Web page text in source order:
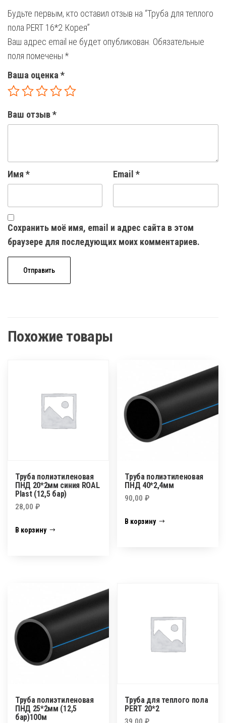
Будьте первым, кто оставил отзыв на “Труба для теплого
пола PERT 16*2 Корея”
Ваш адрес email не будет опубликован. Обязательные
поля помечены *
Ваша оценка *
Ваш отзыв*
Имя * Email *
Сохранить моё имя, email и адрес сайта в этом
браузере для последующих моих комментариев.
Похожие товары
Труба полиэтиленовая
ПНД 20*2мм синия ROAL
Plast (12,5 бар)
28,00 ₽
В корзину
Труба полиэтиленовая
ПНД 40*2,4мм
90,00₽
В корзину
Труба полиэтиленовая
ПНД 25*2мм (12,5
бар)100м
Труба для теплого пола
PERT 20*2